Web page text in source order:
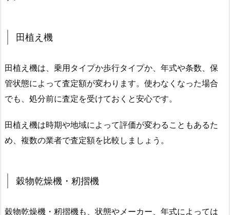
田植え機
田植え機は、乗用タイプか歩行タイプか、年式や条数、保
管状態によって査定額が変わります。使わなくなった場合
でも、処分前に査定を受けておくと安心です。
田植え機は時期や地域によって評価が変わることもあるた
め、複数の業者で査定額を比較しましょう。
穀物乾燥機・籾摺機
穀物乾燥機・籾摺機も、状態やメーカー、年式によっては